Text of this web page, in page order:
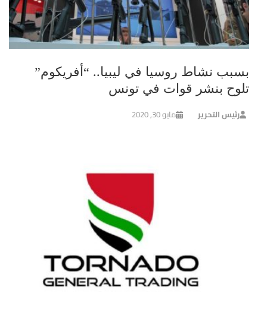
بسبب نشاط روسيا في ليبيا.. “أفريكوم”
تلوح بنشر قوات في تونس
رئيس التحرير مايو 30, 2020